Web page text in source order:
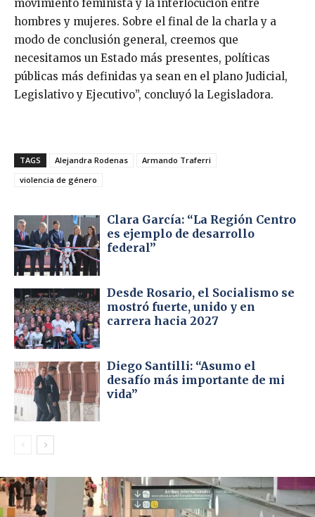
movimiento feminista y la interlocución entre
hombres y mujeres. Sobre el final de la charla y a
modo de conclusión general, creemos que
necesitamos un Estado más presentes, políticas
públicas más definidas ya sean en el plano Judicial,
Legislativo y Ejecutivo”, concluyó la Legisladora.
TAGS Alejandra Rodenas
Armando Traferri
violencia de género
Clara García: “La Región Centro
es ejemplo de desarrollo
federal”
Desde Rosario, el Socialismo se
mostró fuerte, unido y en
carrera hacia 2027
Diego Santilli: “Asumo el
desafío más importante de mi
vida”